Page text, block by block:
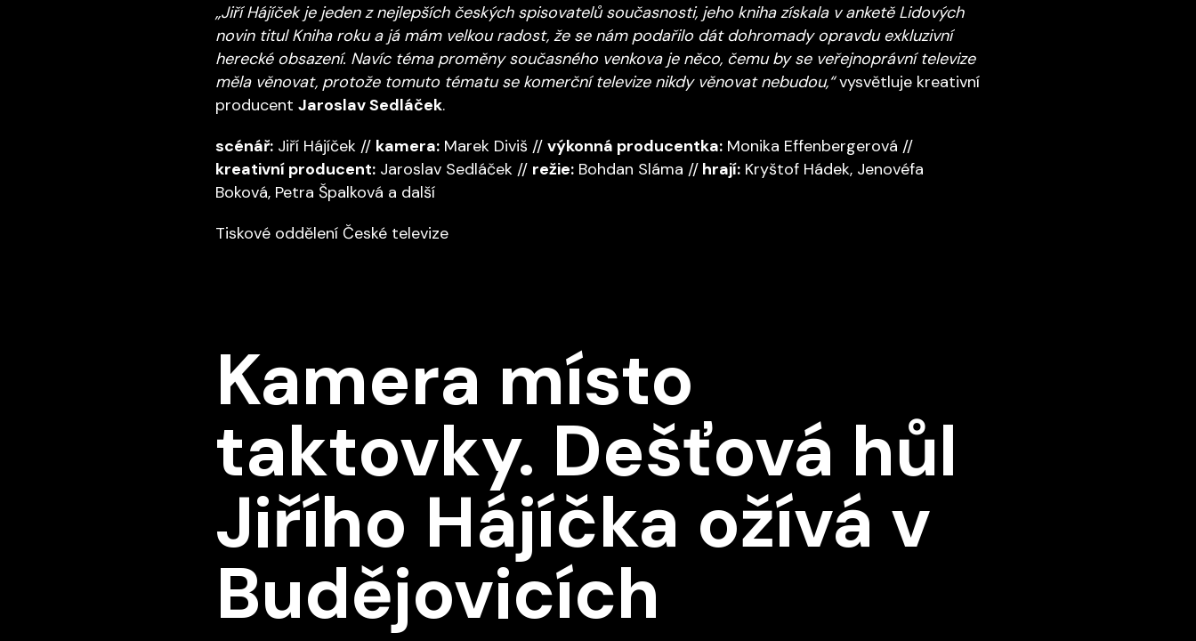
„Jiří Hájíček je jeden z nejlepších českých spisovatelů současnosti, jeho kniha získala v anketě Lidových
novin titul Kniha roku a já mám velkou radost, že se nám podařilo dát dohromady opravdu exkluzivní
herecké obsazení. Navíc téma proměny současného venkova je něco, čemu by se veřejnoprávní televize
měla věnovat, protože tomuto tématu se komerční televize nikdy věnovat nebudou,“vysvětluje kreativní
producent Jaroslav Sedláček.
scénář: Jiří Hájíček // kamera: Marek Diviš // výkonná producentka: Monika Effenbergerová //
kreativní producent: Jaroslav Sedláček // režie: Bohdan Sláma // hrají: Kryštof Hádek, Jenovéfa
Boková, Petra Špalková a další
Tiskové oddělení České televize
Kamera místo
taktovky. Dešťová hůl
Jiřího Hájíčka ožívá v
Budějovicích